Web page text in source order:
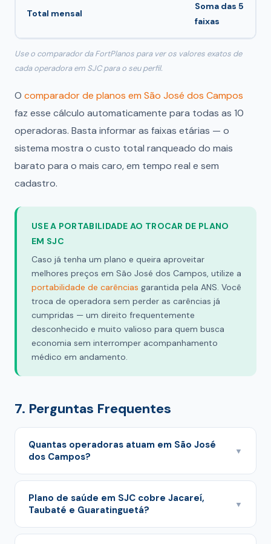
Total mensal
Soma das 5
faixas
Use o comparador da FortPlanos para ver os valores exatos de
cada operadora em SJC para o seu perfil.
O comparador de planos em São José dos Campos
faz esse cálculo automaticamente para todas as 10
operadoras. Basta informar as faixas etárias — o
sistema mostra o custo total ranqueado do mais
barato para o mais caro, em tempo real e sem
cadastro.
USE A PORTABILIDADE AO TROCAR DE PLANO
EM SJC
Caso já tenha um plano e queira aproveitar
melhores preços em São José dos Campos, utilize a
portabilidade de carências garantida pela ANS. Você
troca de operadora sem perder as carências já
cumpridas — um direito frequentemente
desconhecido e muito valioso para quem busca
economia sem interromper acompanhamento
médico em andamento.
7. Perguntas Frequentes
Quantas operadoras atuam em São José
dos Campos?
▼
São José dos Campos e o Vale do Paraíba contam
com 10 operadoras ativas, segundo dados do
comparador FortPlanos. As maiores por rede de
prestadores são: SulAmérica (2.429), Bradesco
Plano de saúde em SJC cobre Jacareí,
Taubaté e Guaratinguetá?
▼
Sim. As operadoras nacionais (SulAmérica, Bradesco,